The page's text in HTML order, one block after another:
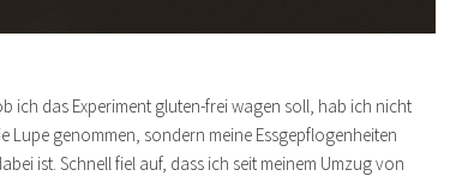
ich das Experiment gluten-frei wagen soll, hab ich nicht
genommen, sondern meine Essgepflogenheiten
ist. Schnell fiel auf, dass ich seit meinem Umzug von